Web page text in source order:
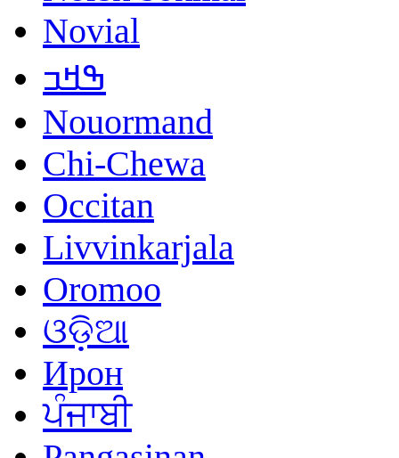
Novial
ߒߞߏ
Nouormand
Chi-Chewa
Occitan
Livvinkarjala
Oromoo
ଓଡ଼ିଆ
Ирон
ਪੰਜਾਬੀ